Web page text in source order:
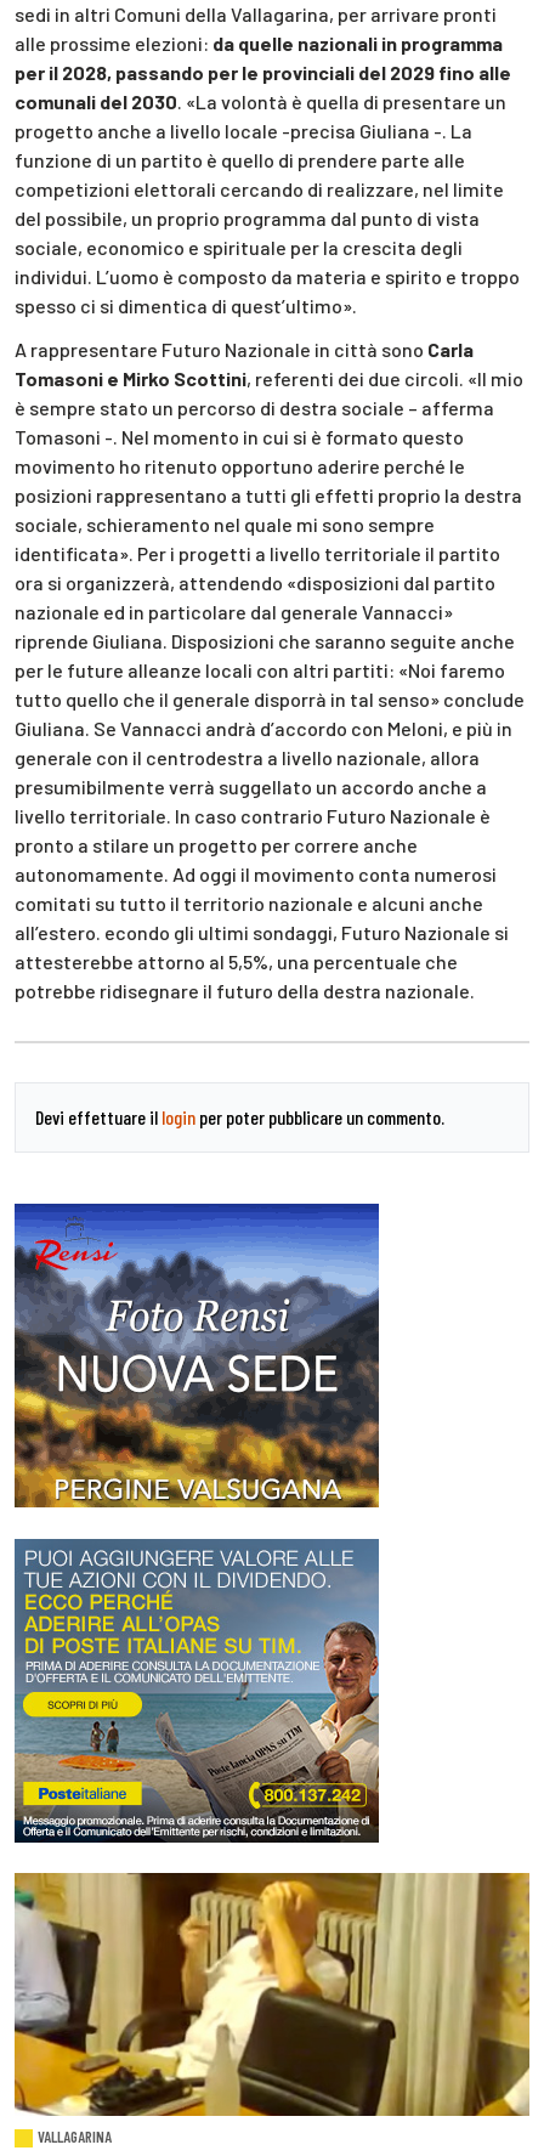
sedi in altri Comuni della Vallagarina, per arrivare pronti
alle prossime elezioni: da quelle nazionali in programma
per il 2028, passando per le provinciali del 2029 fino alle
comunali del 2030 . «La volontà è quella di presentare un
progetto anche a livello locale -precisa Giuliana -. La
funzione di un partito è quello di prendere parte alle
competizioni elettorali cercando di realizzare, nel limite
del possibile, un proprio programma dal punto di vista
sociale, economico e spirituale per la crescita degli
individui. L’uomo è composto da materia e spirito e troppo
spesso ci si dimentica di quest’ultimo».
A rappresentare Futuro Nazionale in città sono Carla
Tomasoni e Mirko Scottini, referenti dei due circoli. «Il mio
è sempre stato un percorso di destra sociale – afferma
Tomasoni -. Nel momento in cui si è formato questo
movimento ho ritenuto opportuno aderire perché le
posizioni rappresentano a tutti gli effetti proprio la destra
sociale, schieramento nel quale mi sono sempre
identificata». Per i progetti a livello territoriale il partito
ora si organizzerà, attendendo «disposizioni dal partito
nazionale ed in particolare dal generale Vannacci»
riprende Giuliana. Disposizioni che saranno seguite anche
per le future alleanze locali con altri partiti: «Noi faremo
tutto quello che il generale disporrà in tal senso» conclude
Giuliana. Se Vannacci andrà d’accordo con Meloni, e più in
generale con il centrodestra a livello nazionale, allora
presumibilmente verrà suggellato un accordo anche a
livello territoriale. In caso contrario Futuro Nazionale è
pronto a stilare un progetto per correre anche
autonomamente. Ad oggi il movimento conta numerosi
comitati su tutto il territorio nazionale e alcuni anche
all’estero. econdo gli ultimi sondaggi, Futuro Nazionale si
attesterebbe attorno al 5,5%, una percentuale che
potrebbe ridisegnare il futuro della destra nazionale.
Devi effettuare il login per poter pubblicare un commento.
VALLAGARINA